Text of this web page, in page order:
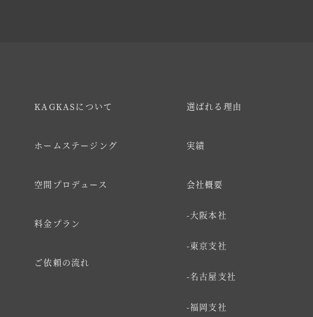
KAGKASについて
ホームステージング
空間プロデュース
料金プラン
ご依頼の流れ
選ばれる理由
実績
会社概要
大阪本社
東京支社
名古屋支社
福岡支社